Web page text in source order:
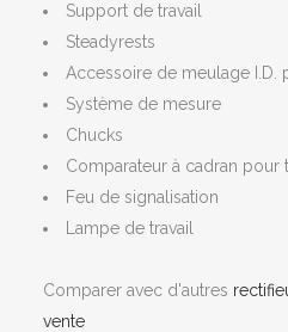
Support de travail
Steadyrests
Accessoire de meulage I.D.
Système de mesure
Chucks
Comparateur à cadran pour
Feu de signalisation
Lampe de travail
Comparer avec d'autres
vente